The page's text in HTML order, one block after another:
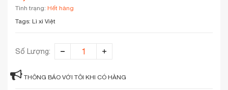
Tình trạng: Hết hàng
Tags: Lì xì Việt
Số Lượng:
THÔNG BÁO VỚI TÔI KHI CÓ HÀNG